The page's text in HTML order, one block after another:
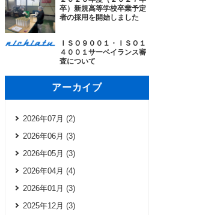
卒）新規高等学校卒業予定
者の採用を開始しました
ＩＳＯ９００１・ＩＳＯ１
４００１サーベイランス審
査について
アーカイブ
2026年07月 (2)
2026年06月 (3)
2026年05月 (3)
2026年04月 (4)
2026年01月 (3)
2025年12月 (3)